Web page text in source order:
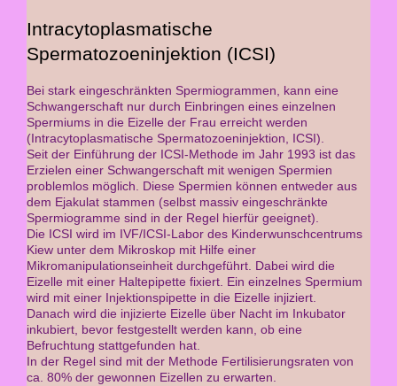
Intracytoplasmatische
Spermatozoeninjektion (ICSI)
Bei stark eingeschränkten Spermiogrammen, kann eine
Schwangerschaft nur durch Einbringen eines einzelnen
Spermiums in die Eizelle der Frau erreicht werden
(Intracytoplasmatische Spermatozoeninjektion, ICSI).
Seit der Einführung der ICSI-Methode im Jahr 1993 ist das
Erzielen einer Schwangerschaft mit wenigen Spermien
problemlos möglich. Diese Spermien können entweder aus
dem Ejakulat stammen (selbst massiv eingeschränkte
Spermiogramme sind in der Regel hierfür geeignet).
Die ICSI wird im IVF/ICSI-Labor des Kinderwunschcentrums
Kiew unter dem Mikroskop mit Hilfe einer
Mikromanipulationseinheit durchgeführt. Dabei wird die
Eizelle mit einer Haltepipette fixiert. Ein einzelnes Spermium
wird mit einer Injektionspipette in die Eizelle injiziert.
Danach wird die injizierte Eizelle über Nacht im Inkubator
inkubiert, bevor festgestellt werden kann, ob eine
Befruchtung stattgefunden hat.
In der Regel sind mit der Methode Fertilisierungsraten von
ca. 80% der gewonnen Eizellen zu erwarten.